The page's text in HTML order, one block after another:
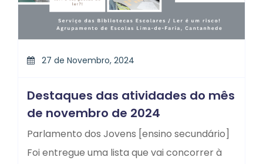
27 de Novembro, 2024
Destaques das atividades do mês
de novembro de 2024
Parlamento dos Jovens [ensino secundário]
Foi entregue uma lista que vai concorrer à